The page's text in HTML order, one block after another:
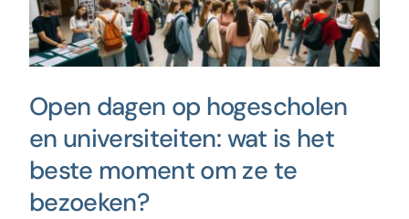
Open dagen op hogescholen
en universiteiten: wat is het
beste moment om ze te
bezoeken?